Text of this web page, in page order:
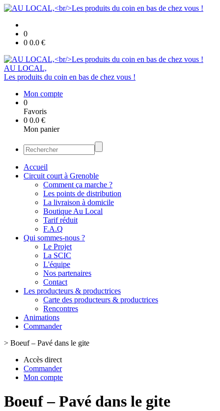
0
0 0.0 €
AU LOCAL,
Les produits du coin en bas de chez vous !
Mon compte
0
Favoris
0 0.0 €
Mon panier
Accueil
Circuit court à Grenoble
Comment ça marche ?
Les points de distribution
La livraison à domicile
Boutique Au Local
Tarif réduit
F.A.Q
Qui sommes-nous ?
Le Projet
La SCIC
L'équipe
Nos partenaires
Contact
Les producteurs & productrices
Carte des producteurs & productrices
Rencontres
Animations
Commander
> Boeuf – Pavé dans le gite
Accès direct
Commander
Mon compte
Boeuf – Pavé dans le gite